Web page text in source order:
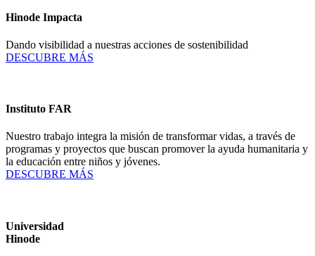
Hinode Impacta
Dando visibilidad a nuestras acciones de sostenibilidad
DESCUBRE MÁS
Instituto FAR
Nuestro trabajo integra la misión de transformar vidas, a través de
programas y proyectos que buscan promover la ayuda humanitaria y
la educación entre niños y jóvenes.
DESCUBRE MÁS
Universidad
Hinode